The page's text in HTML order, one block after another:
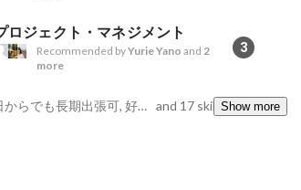
ロジェクト・マネジメント
3
Recommended byYurie Yano and 2
more
明日からでも長期出張可, 好奇心旺盛, ポジティブシンキング and 17 skillsShow more